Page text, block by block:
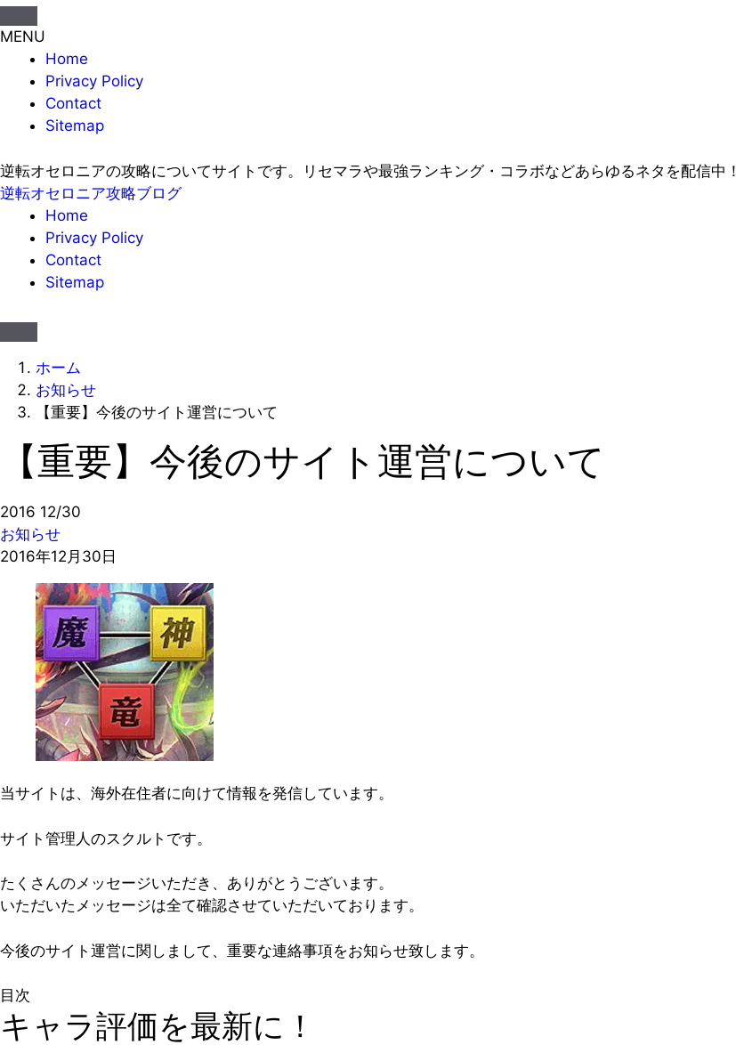
MENU
Home
Privacy Policy
Contact
Sitemap
逆転オセロニアの攻略についてサイトです。リセマラや最強ランキング・コラボなどあらゆるネタを配信中！
逆転オセロニア攻略ブログ
Home
Privacy Policy
Contact
Sitemap
ホーム
お知らせ
【重要】今後のサイト運営について
【重要】今後のサイト運営について
2016 12/30
お知らせ
2016年12月30日
当サイトは、海外在住者に向けて情報を発信しています。
サイト管理人のスクルトです。
たくさんのメッセージいただき、ありがとうございます。
いただいたメッセージは全て確認させていただいております。
今後のサイト運営に関しまして、重要な連絡事項をお知らせ致します。
目次
キャラ評価を最新に！